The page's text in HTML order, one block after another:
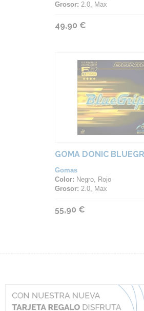
Grosor: 2.0, Max
49,90 €
GOMA DONIC
Gomas
Color: Negro, Rojo
Grosor: 2.0, Max
55,90 €